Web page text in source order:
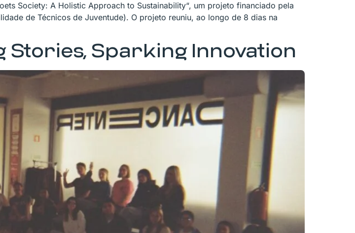
Society: A Holistic Approach to Sustainability“, um projeto financiado pela
de Técnicos de Juventude). O projeto reuniu, ao longo de 8 dias na
Stories, Sparking Innovation